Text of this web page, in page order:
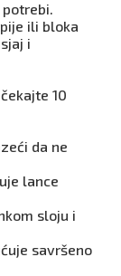
ili bloka
i
10
da ne
lance
sloju i
savršeno